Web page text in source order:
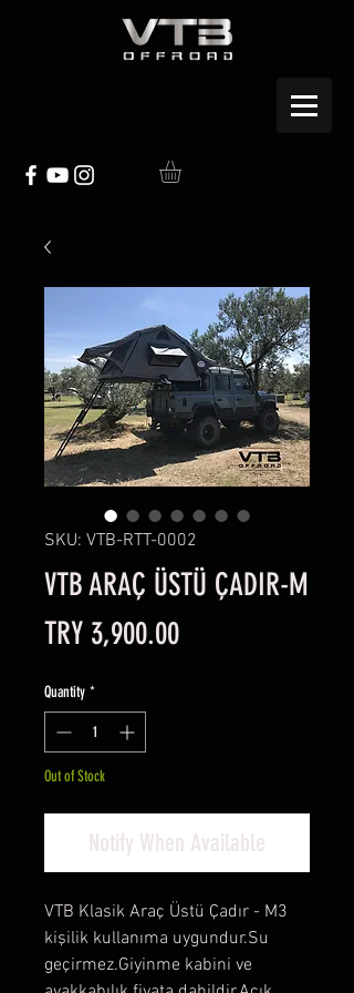
SKU: VTB-RTT-0002
VTB ARAÇ ÜSTÜ ÇADIR-M
TRY 3,900.00Price
Quantity *
Out of Stock
Notify When Available
VTB Klasik Araç Üstü Çadır - M3
kişilik kullanıma uygundur.Su
geçirmez.Giyinme kabini ve